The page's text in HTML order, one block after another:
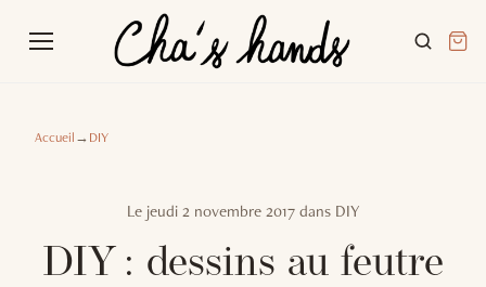
Accueil→DIY
Le jeudi 2 novembre 2017dans DIY
DIY : dessins au feutre